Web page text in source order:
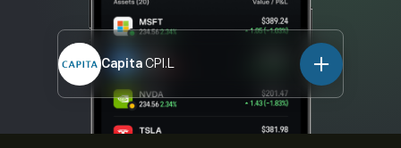
CapitaCPI.L